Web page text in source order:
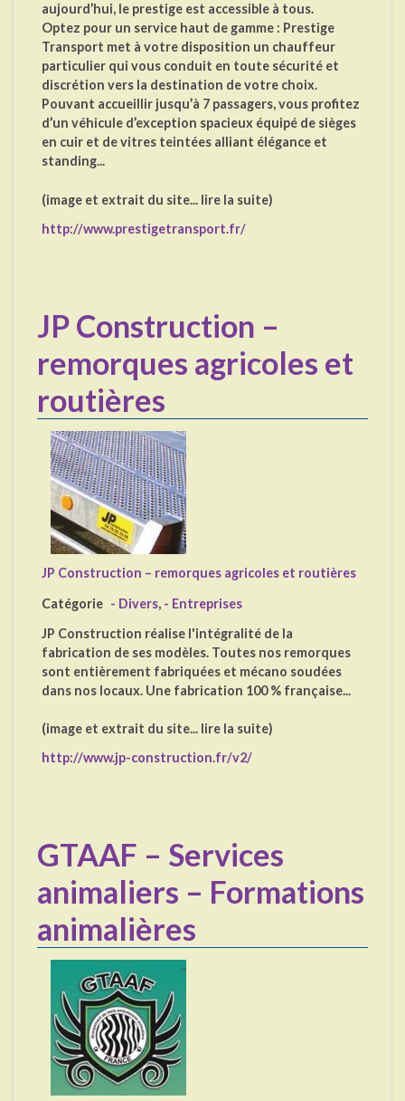
aujourd’hui, le prestige est accessible à tous.
Optez pour un service haut de gamme : Prestige
Transport met à votre disposition un chauffeur
particulier qui vous conduit en toute sécurité et
discrétion vers la destination de votre choix.
Pouvant accueillir jusqu’à 7 passagers, vous profitez
d’un véhicule d’exception spacieux équipé de sièges
en cuir et de vitres teintées alliant élégance et
standing...
(image et extrait du site... lire la suite)
http://www.prestigetransport.fr/
JP Construction –
remorques agricoles et
routières
JP Construction – remorques agricoles et routières
Catégorie - Divers, - Entreprises
JP Construction réalise l'intégralité de la
fabrication de ses modèles. Toutes nos remorques
sont entièrement fabriquées et mécano soudées
dans nos locaux. Une fabrication 100 % française...
(image et extrait du site... lire la suite)
http://www.jp-construction.fr/v2/
GTAAF – Services
animaliers – Formations
animalières